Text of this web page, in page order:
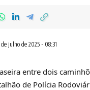
de julho de 2025 - 08:31
entre dois
de Polícia